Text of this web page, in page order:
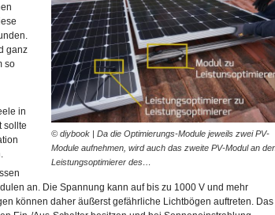
© diybook | Da die Optimierungs-Module jeweils zwei PV-
Module aufnehmen, wird auch das zweite PV-Modul an
Leistungsoptimierer des…
ganz
so
in
sollte
an. Die Spannung kann auf bis zu 1000 V und mehr
können daher äußerst gefährliche Lichtbögen auftreten. Das